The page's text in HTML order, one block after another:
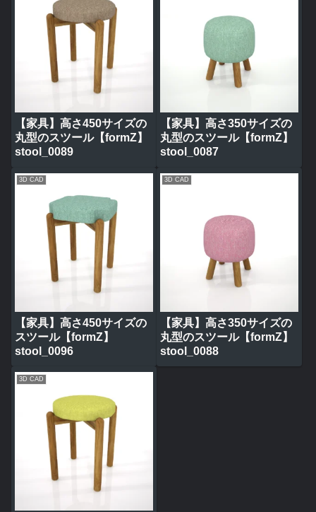
【家具】高さ450サイズの
丸型のスツール【formZ】
stool_0089
【家具】高さ350サイズの
丸型のスツール【formZ】
stool_0087
3D CAD
【家具】高さ450サイズの
スツール【formZ】
stool_0096
3D CAD
【家具】高さ350サイズの
丸型のスツール【formZ】
stool_0088
3D CAD